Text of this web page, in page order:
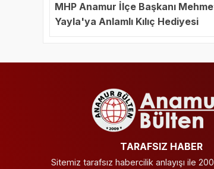
MHP Anamur İlçe Başkanı
Yayla'ya Anlamlı Kılıç Hediyesi
TARAFSIZ HABER
Sitemiz tarafsız habercilik anlayışı ile